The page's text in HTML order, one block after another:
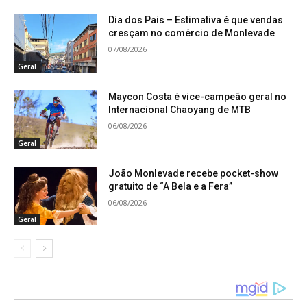
Emoção
Emocionado, o prefeito Laércio Ribeiro (PT)
momentos mais importantes da história recente
Geral
Dia dos Pais – Estimativa é que vendas
cresçam no comércio de Monlevade
07/08/2026
Geral
Maycon Costa é vice-campeão geral no
Internacional Chaoyang de MTB
06/08/2026
Geral
João Monlevade recebe pocket-show
gratuito de “A Bela e a Fera”
06/08/2026